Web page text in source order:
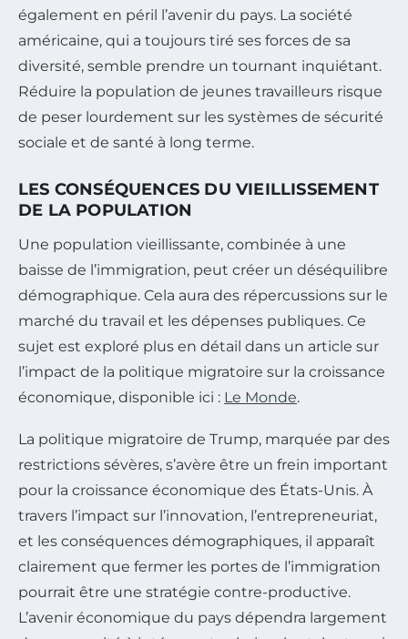
également en péril l’avenir du pays. La société
américaine, qui a toujours tiré ses forces de sa
diversité, semble prendre un tournant inquiétant.
Réduire la population de jeunes travailleurs risque
de peser lourdement sur les systèmes de sécurité
sociale et de santé à long terme.
LES CONSÉQUENCES DU VIEILLISSEMENT
DE LA POPULATION
Une population vieillissante, combinée à une
baisse de l’immigration, peut créer un déséquilibre
démographique. Cela aura des répercussions sur le
marché du travail et les dépenses publiques. Ce
sujet est exploré plus en détail dans un article sur
l’impact de la politique migratoire sur la croissance
économique, disponible ici : Le Monde.
La politique migratoire de Trump, marquée par des
restrictions sévères, s’avère être un frein important
pour la croissance économique des États-Unis. À
travers l’impact sur l’innovation, l’entrepreneuriat,
et les conséquences démographiques, il apparaît
clairement que fermer les portes de l’immigration
pourrait être une stratégie contre-productive.
L’avenir économique du pays dépendra largement